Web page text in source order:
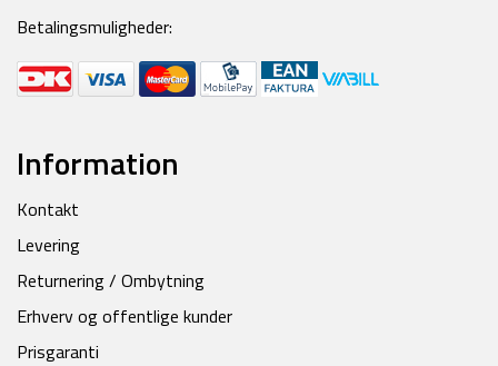
Betalingsmuligheder:
Information
Kontakt
Levering
Returnering / Ombytning
Erhverv og offentlige kunder
Prisgaranti